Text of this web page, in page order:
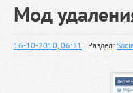
Мод
16-10-2010, 06:31 | Раздел: